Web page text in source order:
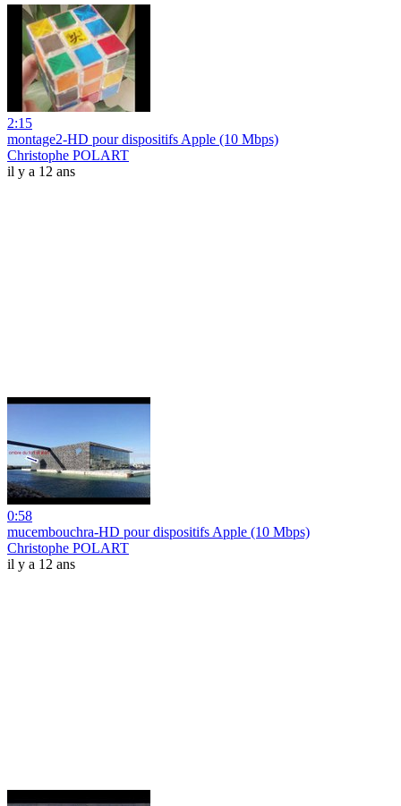
2:15
montage2-HD pour dispositifs Apple (10 Mbps)
Christophe POLART
il y a 12 ans
0:58
mucembouchra-HD pour dispositifs Apple (10 Mbps)
Christophe POLART
il y a 12 ans